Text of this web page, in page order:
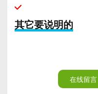
其它要说明的
在线留言